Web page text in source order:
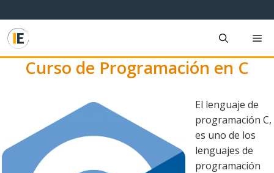
al
contenido
Curso de Programación en C
El lenguaje de
programación C,
es uno de los
lenguajes de
programación